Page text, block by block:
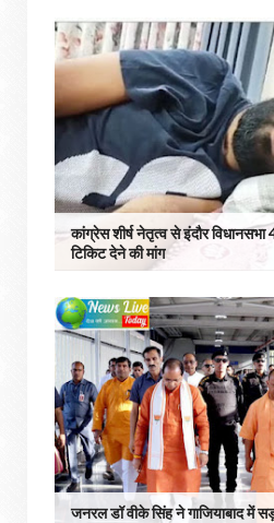
कांग्रेस शीर्ष नेतृत्व से इंदौर विधानसभा
टिकिट देने की मांग
जनरल डॉ वीके सिंह ने गाजियाबाद में